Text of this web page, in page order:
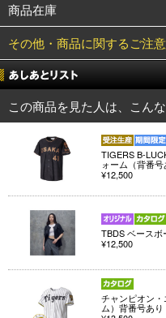
商品在庫
その他・商品に関するご注意
この商品を見た人は、こん
TIGERS B-
ォーム（背番
¥12,500
TBDS ベース
¥12,500
チャンピオン
ム）背番号あり